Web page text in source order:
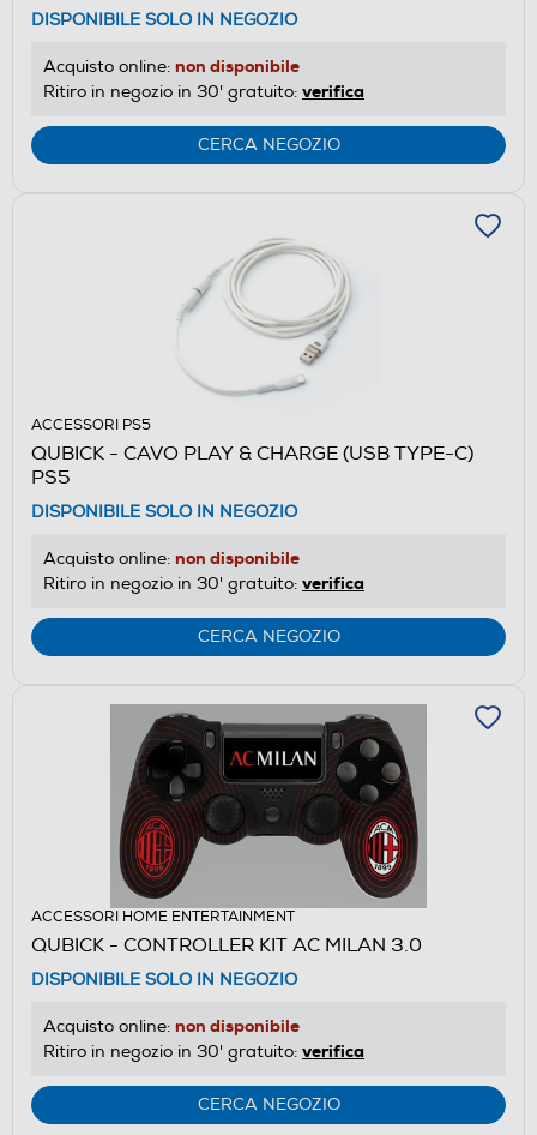
DISPONIBILE SOLO IN NEGOZIO
Acquisto online: non disponibile
Ritiro in negozio in 30' gratuito: verifica
CERCA NEGOZIO
ACCESSORI PS5
QUBICK - CAVO PLAY & CHARGE (USB TYPE-C)
PS5
DISPONIBILE SOLO IN NEGOZIO
Acquisto online: non disponibile
Ritiro in negozio in 30' gratuito: verifica
CERCA NEGOZIO
ACCESSORI HOME ENTERTAINMENT
QUBICK - CONTROLLER KIT AC MILAN 3.0
DISPONIBILE SOLO IN NEGOZIO
Acquisto online: non disponibile
Ritiro in negozio in 30' gratuito: verifica
CERCA NEGOZIO